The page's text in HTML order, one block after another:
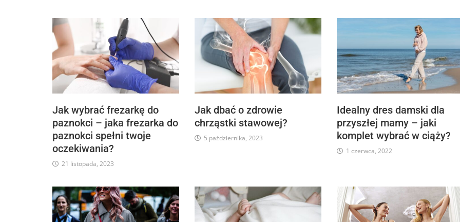
Jak wybrać frezarkę do
paznokci – jaka frezarka do
paznokci spełni twoje
oczekiwania?
21 listopada, 2023
Jak dbać o zdrowie
chrząstki stawowej?
5 października, 2023
Idealny dres damski dla
przyszłej mamy – jaki
komplet wybrać w ciąży?
1 czerwca, 2022